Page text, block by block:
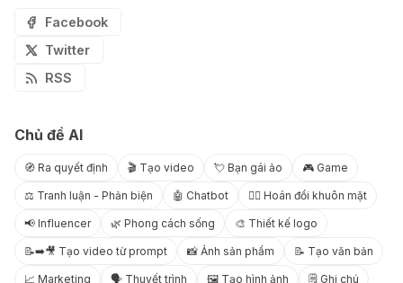
Facebook
Twitter
RSS
Chủ đề AI
🧭 Ra quyết định 🎬 Tạo video 💘 Bạn gái ảo 🎮 Game
⚖️ Tranh luận - Phản biện 🤖 Chatbot 😶‍🌫️ Hoán đổi khuôn mặt
📢 Influencer 🌿 Phong cách sống 🎨 Thiết kế logo
📝➡️🎥 Tạo video từ prompt 📸 Ảnh sản phẩm 📝 Tạo văn bản
📈 Marketing 🗣️ Thuyết trình 🖼️ Tạo hình ảnh 🗒️ Ghi chú